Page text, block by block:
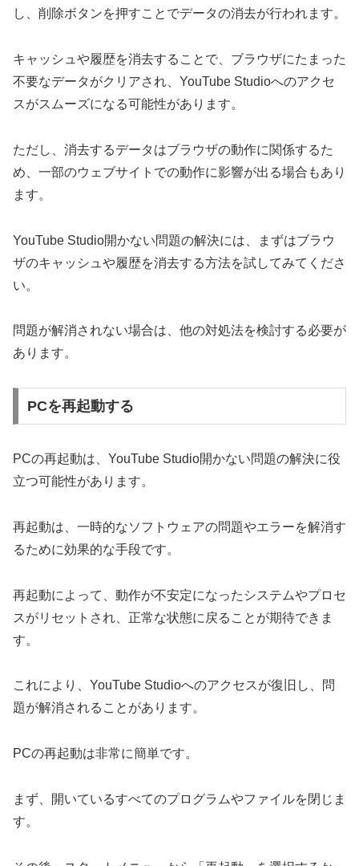
し、削除ボタンを押すことでデータの消去が行われます。
キャッシュや履歴を消去することで、ブラウザにたまった
不要なデータがクリアされ、YouTube Studioへのアクセ
スがスムーズになる可能性があります。
ただし、消去するデータはブラウザの動作に関係するた
め、一部のウェブサイトでの動作に影響が出る場合もあり
ます。
YouTube Studio開かない問題の解決には、まずはブラウ
ザのキャッシュや履歴を消去する方法を試してみてくださ
い。
問題が解消されない場合は、他の対処法を検討する必要が
あります。
PCを再起動する
PCの再起動は、YouTube Studio開かない問題の解決に役
立つ可能性があります。
再起動は、一時的なソフトウェアの問題やエラーを解消す
るために効果的な手段です。
再起動によって、動作が不安定になったシステムやプロセ
スがリセットされ、正常な状態に戻ることが期待できま
す。
これにより、YouTube Studioへのアクセスが復旧し、問
題が解消されることがあります。
PCの再起動は非常に簡単です。
まず、開いているすべてのプログラムやファイルを閉じま
す。